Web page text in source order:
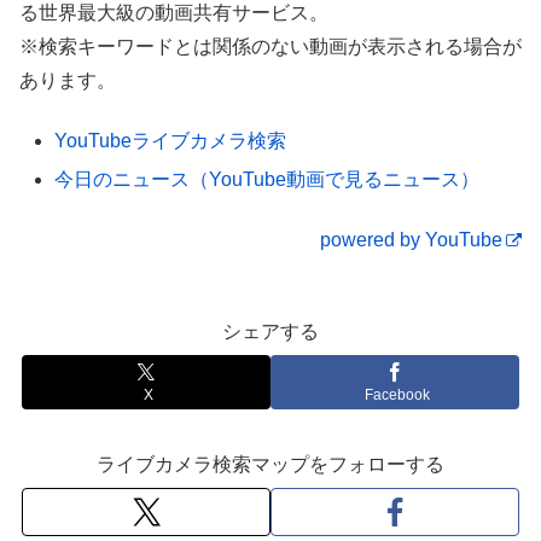
る世界最大級の動画共有サービス。
※検索キーワードとは関係のない動画が表示される場合が
あります。
YouTubeライブカメラ検索
今日のニュース（YouTube動画で見るニュース）
powered by YouTube
シェアする
X Facebook
ライブカメラ検索マップをフォローする